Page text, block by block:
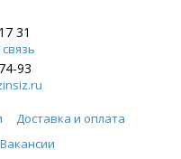
31
93
Доставка и оплата
Вакансии